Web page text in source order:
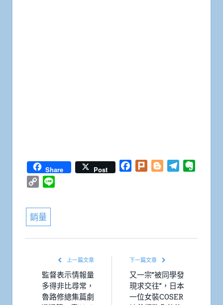
Share Post Facebook
Plurk BloggerTelegram
Copy
銷量
上一篇文章
監督表示情報量
多得非比尋常，
魯路修總集篇劇
下一篇文章
又一宗”被同學發
現求交往”，日本
一位女裝COSER